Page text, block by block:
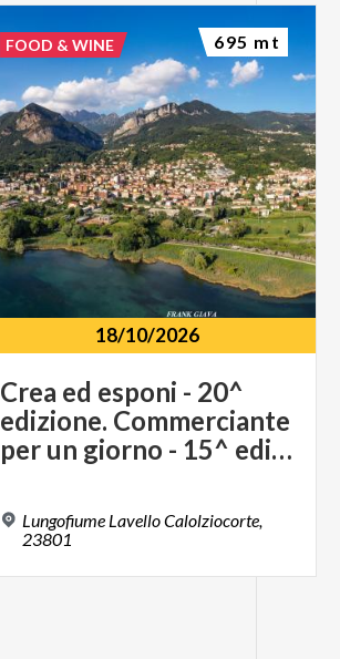
18/10/2026
Crea ed esponi - 20^
edizione. Commerciante
per un giorno - 15^ edizione - 18 ottobre
Lungofiume Lavello Calolziocorte,
23801
FOOD & WINE 695 mt